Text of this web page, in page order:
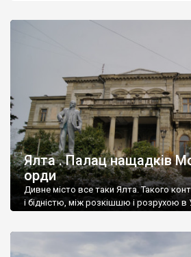
Ялта . Палац нащадків
орди
Дивне місто все таки Ялта. Такого
і бідністю, між розкішшю і розрухою в